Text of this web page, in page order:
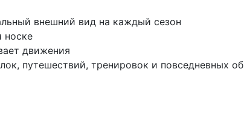
внешний вид на каждый сезон
движения
путешествий, тренировок и повседневных